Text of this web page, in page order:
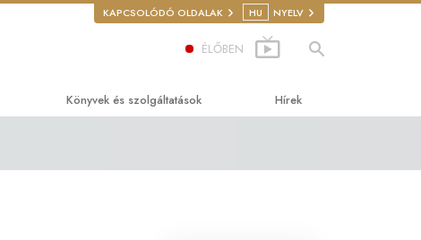
KAPCSOLÓDÓ OLDALAK HU NYELV
ÉLŐBEN
Könyvek és szolgáltatások Hírek